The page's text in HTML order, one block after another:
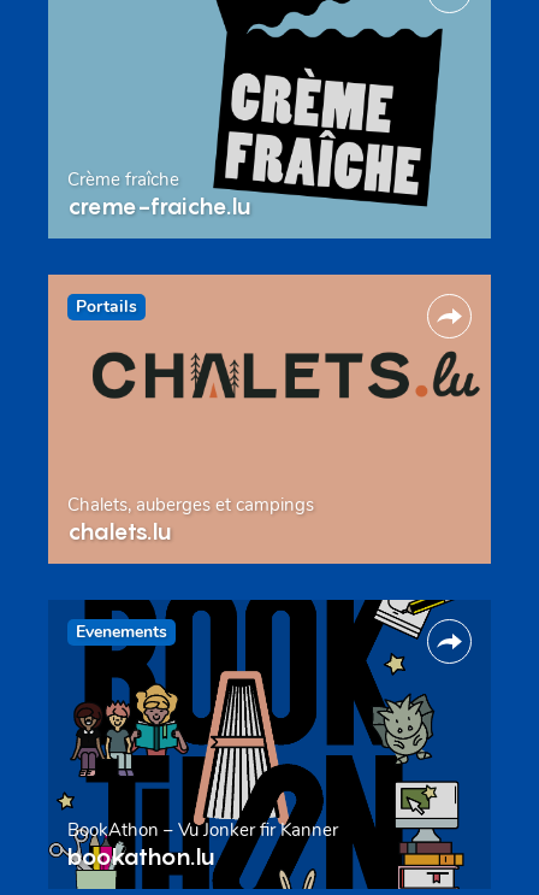
Crème fraîche
creme-fraiche.lu
Portails
Chalets, auberges et campings
chalets.lu
Evenements
BookAthon – Vu Jonker fir Kanner
bookathon.lu